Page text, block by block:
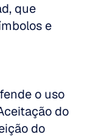
que
e
o uso
do
do